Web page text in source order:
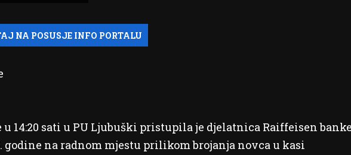
u 14:20 sati u PU Ljubuški pristupila je djelatnica Raiffeisen
godine na radnom mjestu prilikom brojanja novca u kasi